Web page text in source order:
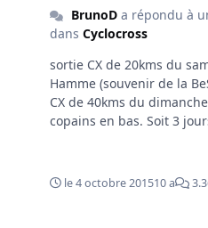
BrunoDa répondu à
dans Cyclocross
sortie CX de 20kms du
Hamme (souvenir de la
CX de 40kms du
copains en bas. Soit 3
le 4 octobre 201510 a